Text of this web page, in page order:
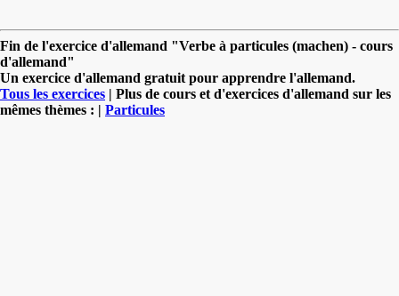
Fin de l'exercice d'allemand "Verbe à particules (machen) - cours
d'allemand"
Un exercice d'allemand gratuit pour apprendre l'allemand.
Tous les exercices | Plus de cours et d'exercices d'allemand sur les
mêmes thèmes : | Particules